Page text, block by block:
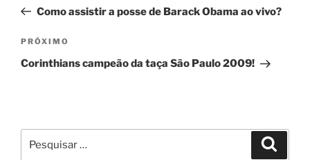
Post
anterior
Como assistir a posse de Barack Obama ao vivo?
Próximo
post
PRÓXIMO
Corinthians campeão da taça São Paulo 2009!
por: